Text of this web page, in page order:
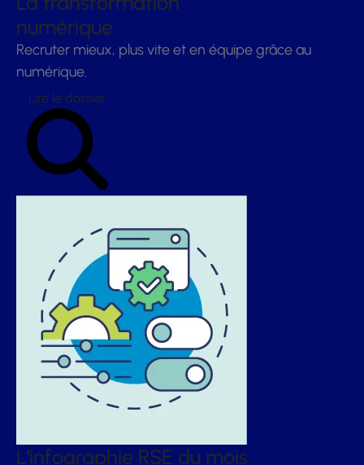
numérique
Recruter mieux, plus vite et en équipe grâce au
numérique.
Lire le dossier
L'infographie RSE du mois